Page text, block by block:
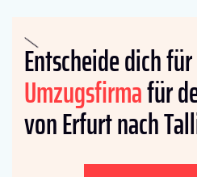
Entscheide dich
Umzugsfirmafür
von Erfurt nach